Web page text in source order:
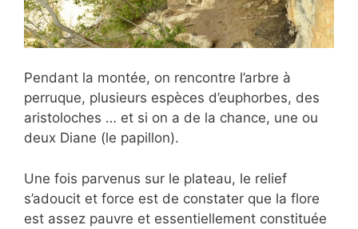
Pendant la montée, on rencontre l’arbre à
perruque, plusieurs espèces d’euphorbes, des
aristoloches … et si on a de la chance, une ou
deux Diane (le papillon).
Une fois parvenus sur le plateau, le relief
s’adoucit et force est de constater que la flore
est assez pauvre et essentiellement constituée